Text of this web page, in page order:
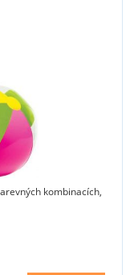
kombinacích,